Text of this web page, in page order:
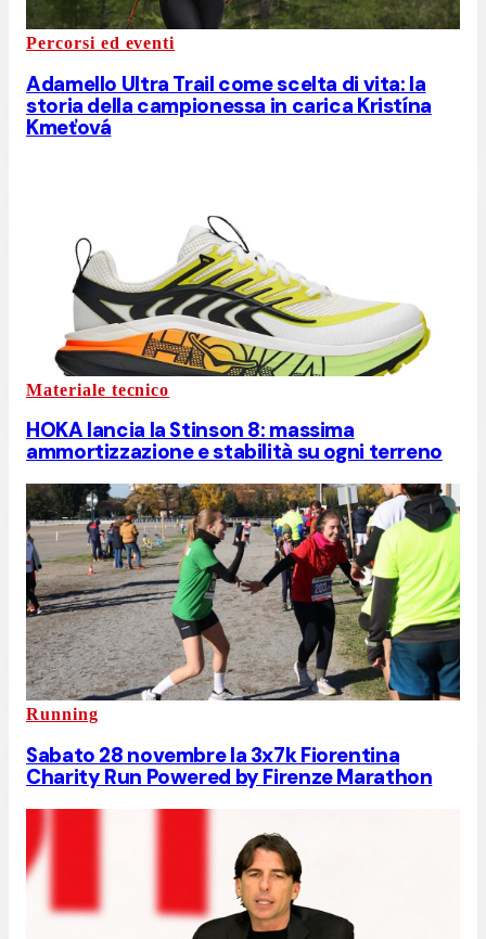
Percorsi ed eventi
Adamello Ultra Trail come scelta di vita: la
storia della campionessa in carica Kristína
Kmeťová
Materiale tecnico
HOKA lancia la Stinson 8: massima
ammortizzazione e stabilità su ogni terreno
Running
Sabato 28 novembre la 3x7k Fiorentina
Charity Run Powered by Firenze Marathon